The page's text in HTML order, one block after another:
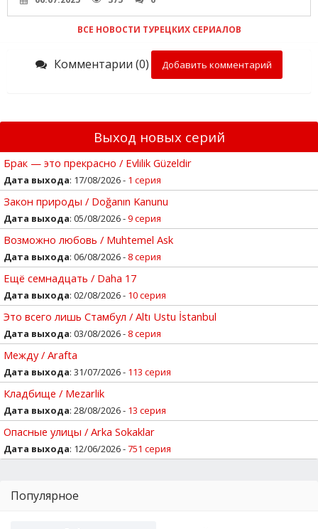
ВСЕ НОВОСТИ ТУРЕЦКИХ СЕРИАЛОВ
Комментарии (0) Добавить комментарий
Выход новых серий
Брак — это прекрасно / Evlilik Güzeldir
Дата выхода: 17/08/2026 - 1 серия
Закон природы / Doğanın Kanunu
Дата выхода: 05/08/2026 -9 серия
Возможно любовь / Muhtemel Ask
Дата выхода: 06/08/2026 - 8 серия
Ещё семнадцать / Daha 17
Дата выхода: 02/08/2026 - 10 серия
Это всего лишь Стамбул / Altı Ustu İstanbul
Дата выхода: 03/08/2026 - 8 серия
Между / Arafta
Дата выхода: 31/07/2026 - 113 серия
Кладбище / Mezarlik
Дата выхода: 28/08/2026 - 13 серия
Опасные улицы / Arka Sokaklar
Дата выхода: 12/06/2026 -751 серия
Популярное